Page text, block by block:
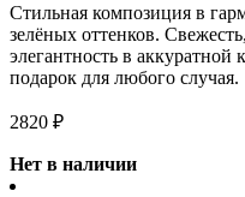
Стильная композиция в
зелёных оттенков.
элегантность в
подарок для любого случая.
2820 ₽
Нет в наличии